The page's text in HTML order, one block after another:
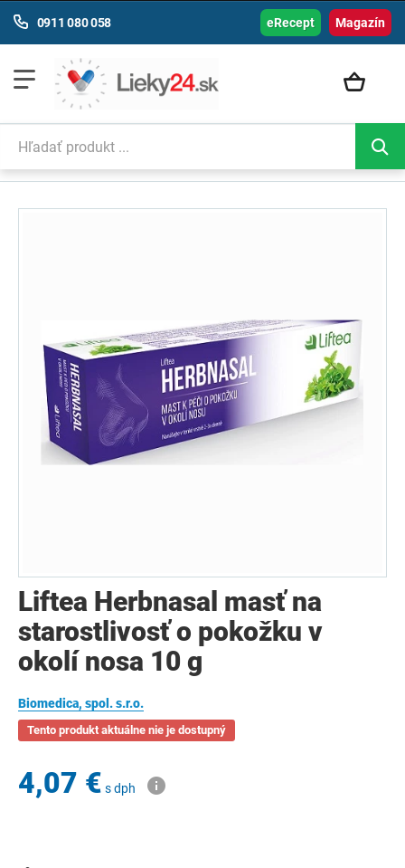
Magazín
0911 080 058 eRecept
Liftea Herbnasal masť na
starostlivosť o pokožku v
okolí nosa 10 g
Biomedica, spol. s.r.o.
Tento produkt aktuálne nie je dostupný
4,07 € s dph